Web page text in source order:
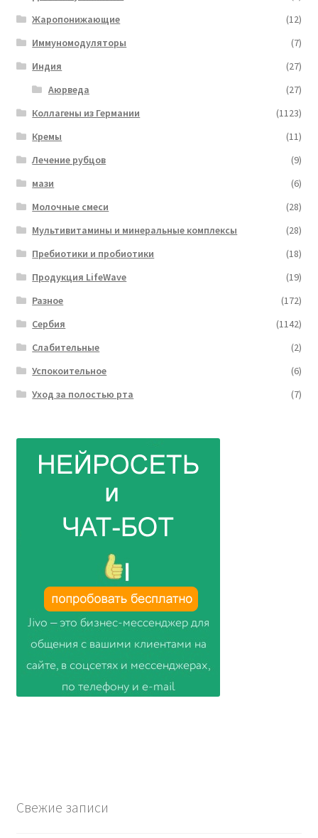
Жаропонижающие
(12)
Иммуномодуляторы
(7)
Индия
(27)
Аюрведа
(27)
Коллагены из Германии
(1123)
Кремы
(11)
Лечение рубцов
(9)
мази
(6)
Молочные смеси
(28)
Мультивитамины и минеральные комплексы
(28)
Пребиотики и пробиотики
(18)
Продукция LifeWave
(19)
Разное
(172)
Сербия
(1142)
Слабительные
(2)
Успокоительное
(6)
Уход за полостью рта
(7)
Свежие записи